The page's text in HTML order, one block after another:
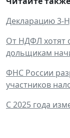
Декларацию 3-
От НДФЛ хотят
дольщикам
ФНС России
участников
С 2025 года